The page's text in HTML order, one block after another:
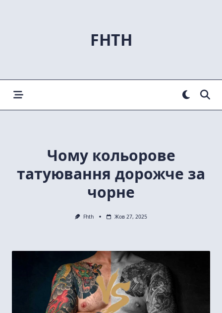
FHTH
Чому кольорове
татуювання дорожче за
чорне
Fhth Жов 27, 2025